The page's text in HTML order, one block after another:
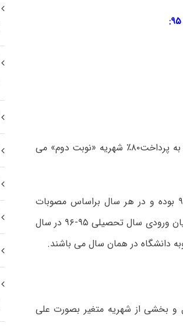
اتباع غیر ایرانی پذیرفته شده در دوره های روزانه ملزم به پرداخت۸۰٪‌ شهریه «نوبت دوم» می
تعرفه های فوق صرفاً مربوط به سال تحصیلی ۹۵-۹۶ بوده و در هر سال براساس مصوبات
دانشگاه حداکثر تا ۲۰% قابل افزایش خواهد بود و کلیه دانشجویان ورودی سال تحصیلی ۹۵-۹۶ در سال
در همان سال می باشند.
و بخشی از شهریه متغیر بصورت علی